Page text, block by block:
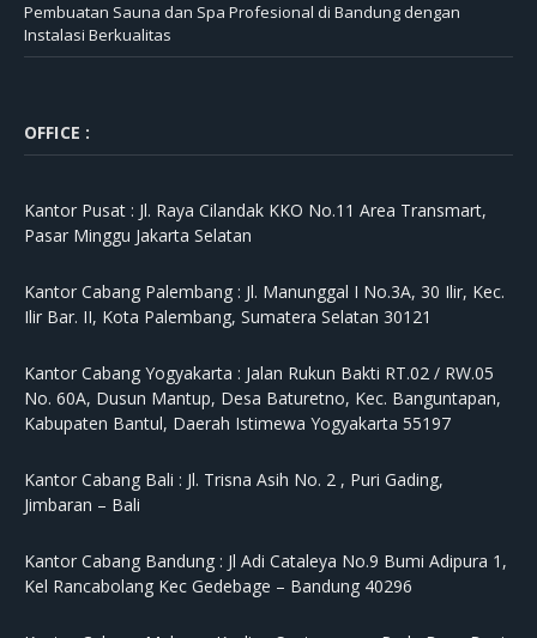
Pembuatan Sauna dan Spa Profesional di Bandung dengan
Instalasi Berkualitas
OFFICE :
Kantor Pusat : Jl. Raya Cilandak KKO No.11 Area Transmart,
Pasar Minggu Jakarta Selatan
Kantor Cabang Palembang : Jl. Manunggal I No.3A, 30 Ilir, Kec.
Ilir Bar. II, Kota Palembang, Sumatera Selatan 30121
Kantor Cabang Yogyakarta : Jalan Rukun Bakti RT.02 / RW.05
No. 60A, Dusun Mantup, Desa Baturetno, Kec. Banguntapan,
Kabupaten Bantul, Daerah Istimewa Yogyakarta 55197
Kantor Cabang Bali : Jl. Trisna Asih No. 2 , Puri Gading,
Jimbaran – Bali
Kantor Cabang Bandung : Jl Adi Cataleya No.9 Bumi Adipura 1,
Kel Rancabolang Kec Gedebage – Bandung 40296